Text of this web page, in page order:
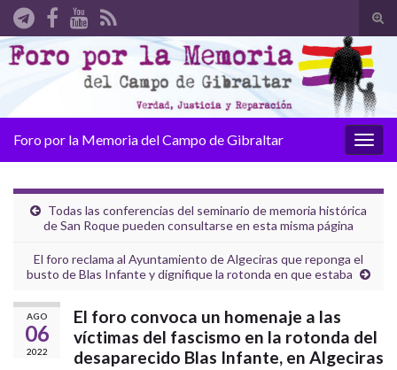
el
de
Search for:
la
Foro por la Memoria del Campo de Gibraltar
Todas las conferencias del seminario de memoria histórica
de San Roque pueden consultarse en esta misma página
El foro reclama al Ayuntamiento de Algeciras que reponga el
busto de Blas Infante y dignifique la rotonda en que estaba
AGO
06
2022
El foro convoca un homenaje a las
víctimas del fascismo en la rotonda del
desaparecido Blas Infante, en Algeciras